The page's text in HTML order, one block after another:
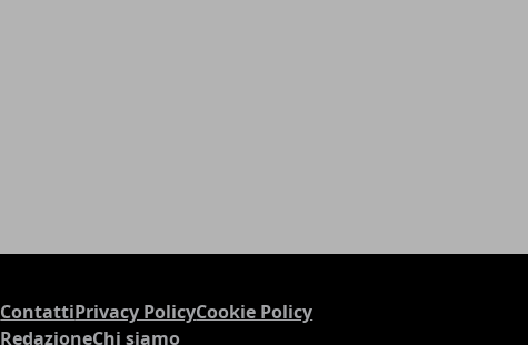
ContattiPrivacy PolicyCookie Policy
RedazioneChi siamo